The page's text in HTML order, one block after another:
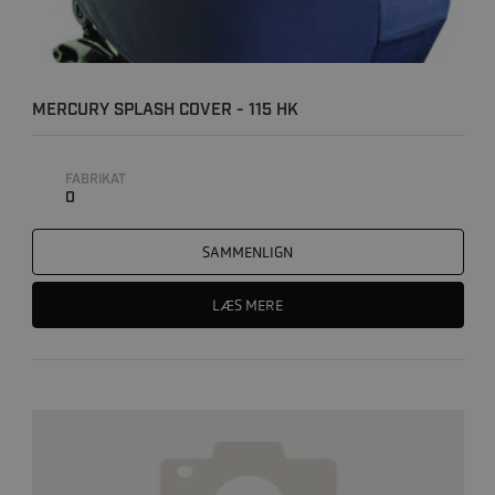
MERCURY SPLASH COVER - 115 HK
FABRIKAT
0
SAMMENLIGN
LÆS MERE